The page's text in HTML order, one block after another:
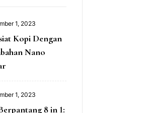
1, 2023
Kopi Dengan
Nano
1, 2023
8 in 1: